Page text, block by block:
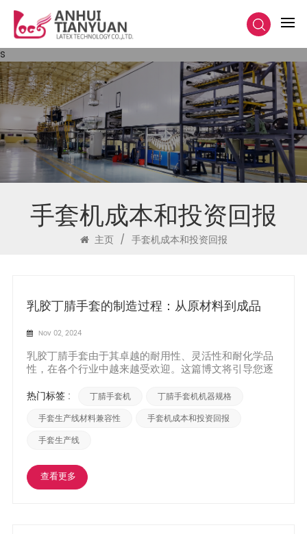
s
手套机成本和投资回报
主页 / 手套机成本和投资回报
乳胶丁腈手套的制造过程：从原材料到成品
Nov 02, 2024
乳胶丁腈手套由于其卓越的耐用性、灵活性和耐化学品
性，在各个行业中越来越受欢迎。这篇博文将引导您逐
产品的转变。 1、原料准备： 制造过程从天然橡胶乳胶
格的质量测试，以确保它们符合所需的规格。 2.乳胶与
丁腈混...
热门标签 : 丁腈手套机 丁腈手套机机器规格
手套生产线材料兼容性 手套机成本和投资回报
手套生产线
查看更多